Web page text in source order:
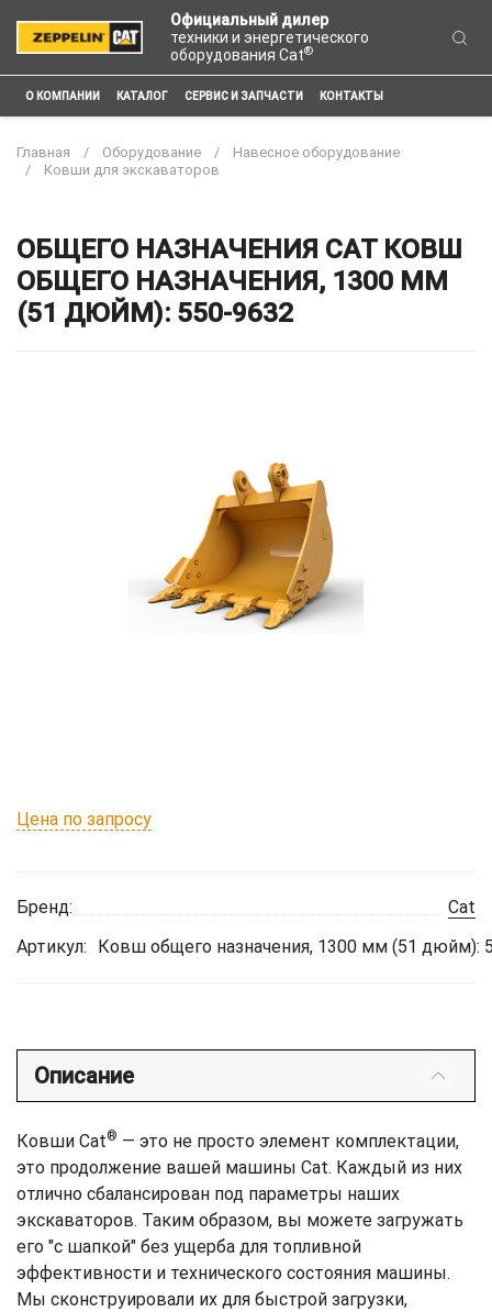
Официальный дилер
техники и энергетического
оборудования Cat®
О КОМПАНИИ КАТАЛОГ СЕРВИС И ЗАПЧАСТИ КОНТАКТЫ
Главная Оборудование
Навесное оборудование
Ковши для экскаваторов
ОБЩЕГО НАЗНАЧЕНИЯ CAT КОВШ
ОБЩЕГО НАЗНАЧЕНИЯ, 1300 ММ
(51 ДЮЙМ): 550-9632
Цена по запросу
Бренд:
Cat
Артикул:
Ковш общего назначения, 1300 мм (51 дюйм):
Описание
Ковши Cat® — это не просто элемент комплектации,
это продолжение вашей машины Cat. Каждый из них
отлично сбалансирован под параметры наших
экскаваторов. Таким образом, вы можете загружать
его "с шапкой" без ущерба для топливной
эффективности и технического состояния машины.
Мы сконструировали их для быстрой загрузки,